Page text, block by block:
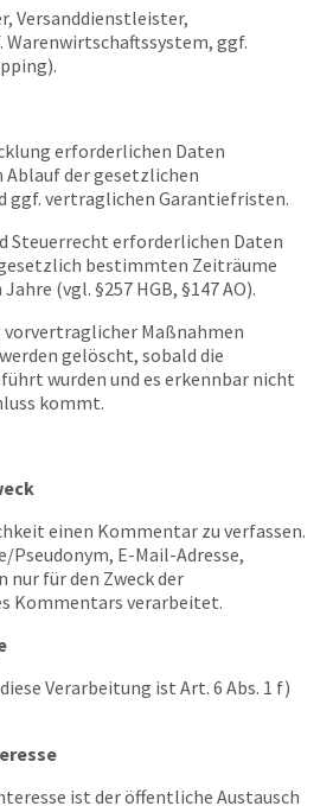
Versanddienstleister,
ggf.
erforderlichen Daten
Ablauf der gesetzlichen
ggf. vertraglichen Garantiefristen.
Steuerrecht erforderlichen Daten
bestimmten Zeiträume
(vgl. §257 HGB, §147 AO).
vorvertraglicher Maßnahmen
gelöscht, sobald die
wurden und es erkennbar nicht
kommt.
einen Kommentar zu verfassen.
Pseudonym, E-Mail-Adresse,
nur für den Zweck der
Kommentars verarbeitet.
Verarbeitung ist Art. 6 Abs. 1 f)
ist der öffentliche Austausch